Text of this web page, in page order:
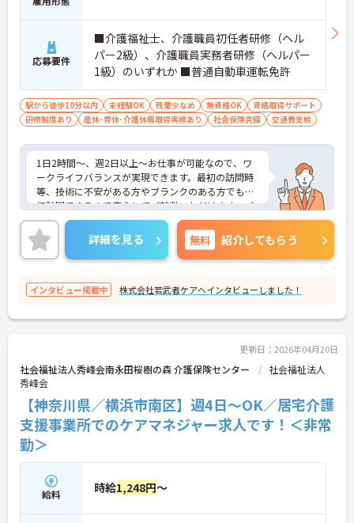
応募要件
■介護福祉士、介護職員初任者研修（ヘル
パー2級）、介護職員実務者研修（ヘルパー
1級）のいずれか ■普通自動車運転免許
駅から徒歩10分以内 未経験OK 残業少なめ 無資格OK
資格取得サポート
研修制度あり
産休･育休･介護休暇取得実績あり 社会保険完備 交通費支給
1日2時間～、週2日以上～お仕事が可能なので、ワ
ークライフバランスが実現できます。最初の訪問時
等、技術に不安がある方やブランクのある方でも同
行訪問できるので安心してご就業いただけます。ご
興味ある方には、面接のポイントなど、さらに詳細
をお話致しますのでお気軽にご相談ください。
詳細を見る 無料 紹介してもらう
インタビュー掲載中 株式会社若武者ケアへインタビューしました！
更新日：2026年04月20日
社会福祉法人秀峰会南永田桜樹の森 介護保険センター
社会福祉法人
秀峰会
【神奈川県／横浜市南区】週4日～OK／居宅介護
支援事業所でのケアマネジャー求人です！＜非常
勤＞
給料 時給1,248円～